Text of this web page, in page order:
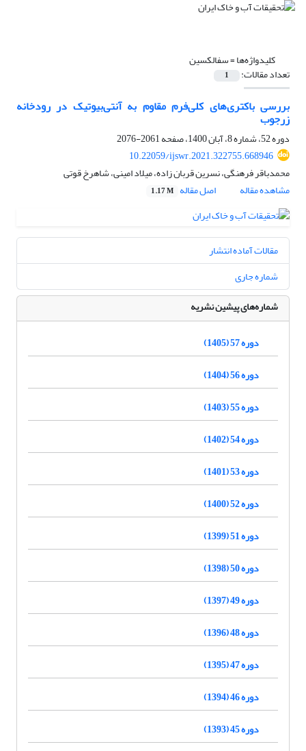
کلیدواژه‌ها =سفالکسین
تعداد مقالات: 1
بررسی باکتری‌های کلی‌فرم مقاوم به آنتی‌بیوتیک در رودخانه
زرجوب
دوره 52، شماره 8، آبان 1400، صفحه
2061-2076
10.22059/ijswr.2021.322755.668946
محمدباقر فرهنگی، نسرین قربان زاده، میلاد امینی، شاهرخ قوتی
مشاهده مقاله
اصل مقاله 1.17 M
مقالات آماده انتشار
شماره جاری
شماره‌های پیشین نشریه
دوره 57 (1405)
دوره 56 (1404)
دوره 55 (1403)
دوره 54 (1402)
دوره 53 (1401)
دوره 52 (1400)
دوره 51 (1399)
دوره 50 (1398)
دوره 49 (1397)
دوره 48 (1396)
دوره 47 (1395)
دوره 46 (1394)
دوره 45 (1393)